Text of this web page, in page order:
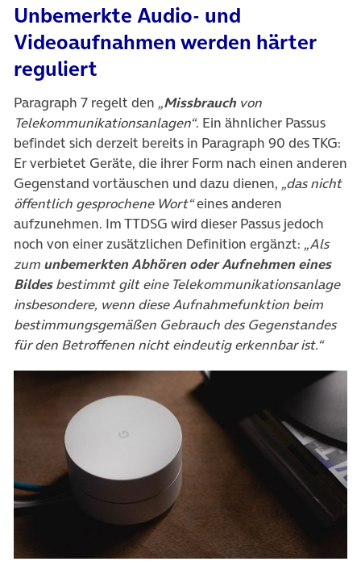
Unbemerkte Audio- und
Videoaufnahmen werden härter
reguliert
Paragraph 7 regelt den „Missbrauchvon
Telekommunikationsanlagen“. Ein ähnlicher Passus
befindet sich derzeit bereits in Paragraph 90 des TKG:
Er verbietet Geräte, die ihrer Form nach einen anderen
Gegenstand vortäuschen und dazu dienen, „das nicht
öffentlich gesprochene Wort“eines anderen
aufzunehmen. Im TTDSG wird dieser Passus jedoch
noch von einer zusätzlichen Definition ergänzt: „Als
zum unbemerkten Abhören oder Aufnehmen eines
Bildesbestimmt gilt eine Telekommunikationsanlage
insbesondere, wenn diese Aufnahmefunktion beim
bestimmungsgemäßen Gebrauch des Gegenstandes
für den Betroffenen nicht eindeutig erkennbar ist.“